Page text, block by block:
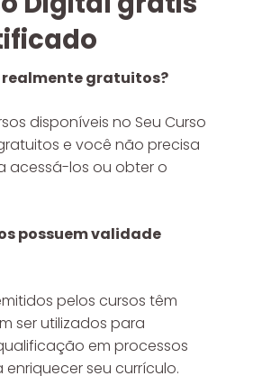
realmente gratuitos?
disponíveis no Seu Curso
e você não precisa
acessá-los ou obter o
possuem validade
pelos cursos têm
ser utilizados para
em processos
seu currículo.